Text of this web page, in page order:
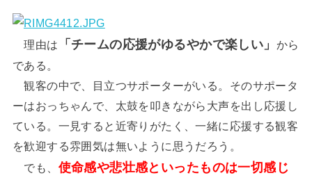
理由は 「チームの応援がゆるやかで楽しい」 から
である。
観客の中で、目立つサポーターがいる。そのサポータ
ーはおっちゃんで、太鼓を叩きながら大声を出し応援し
ている。一見すると近寄りがたく、一緒に応援する観客
を歓迎する雰囲気は無いように思うだろう。
でも、 使命感や悲壮感といったものは一切感じ